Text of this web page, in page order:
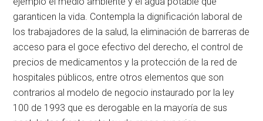
garanticen la vida. Contempla la dignificación laboral de
los trabajadores de la salud, la eliminación de barreras de
acceso para el goce efectivo del derecho, el control de
precios de medicamentos y la protección de la red de
hospitales públicos, entre otros elementos que son
contrarios al modelo de negocio instaurado por la ley
100 de 1993 que es derogable en la mayoría de sus